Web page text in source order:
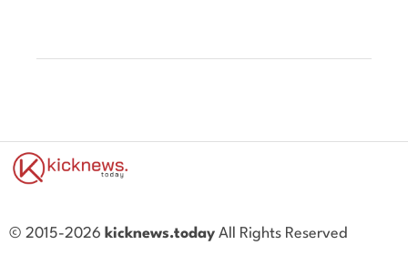
© 2015-2026 kicknews.today All Rights Reserved